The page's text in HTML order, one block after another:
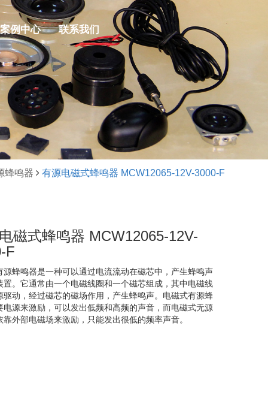
案例中心 联系我们
蜂鸣器 有源电磁式蜂鸣器 MCW12065-12V-3000-F
磁式蜂鸣器 MCW12065-12V-
F
源蜂鸣器是一种可以通过电流流动在磁芯中，产生蜂鸣声
置。它通常由一个电磁线圈和一个磁芯组成，其中电磁线
驱动，经过磁芯的磁场作用，产生蜂鸣声。电磁式有源蜂
电源来激励，可以发出低频和高频的声音，而电磁式无源
靠外部电磁场来激励，只能发出很低的频率声音。